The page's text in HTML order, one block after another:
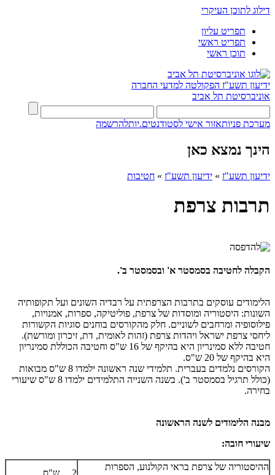
דילוג לתוכן העיקרי
תפריט עליון
תפריט ראשי
תוכן ראשי
ידיעון תשע"ז הפקולטה למדעי החברה
אוניברסיטת תל אביב
מערכת פניותאזור אישי לסטודנטים.יותלהרשמה
הינך נמצא כאן
ידיעון תשע"ז » ידיעון תשע"ז » חטיבות
תרבות צרפת
הקבלה לחטיבה בסמסטר א' ובסמסטר ב'.
הלימודים עוסקים בתרבות הצרפתית על רבדיה השונים ועל תקופותיה
השונות: היסטוריה ומוסדות של צרפת, פוליטיקה, ספרות, אמנויות,
פילוסופיה ומרחבים לשוניים. חלק מהקורסים בוחנים סוגיות הקשורות
ליחסי צרפת ישראל ויהדות צרפת (זהות לאומית, דת, זיכרון ומורשת).
חטיבה ללא סמינריון היא בהיקף של 16 ש"ס וחטיבה הכוללת סמינריון
היא בהיקף של 20 ש"ס.
הקורסים נלמדים בעברית. תלמידי שנה ראשונה ילמדו 8 ש"ס מבואות
(כולל תרגיל בסמסטר ב'). בשנה השנייה התלמידים ילמדו 8 ש"ס שיעורי
בחירה.
​מבנה הלימודים לשנה הראשונה
שיעורי חובה:
ההיסטוריה של צרפת בראי הקולנוע, הספרות
2 ש"ס